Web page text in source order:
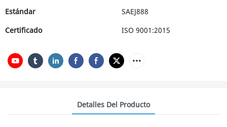
Estándar
SAEJ888
Certificado
ISO 9001:2015
Detalles Del Producto